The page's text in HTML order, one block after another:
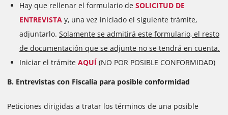
Hay que rellenar el formulario de SOLICITUD DE
ENTREVISTA y, una vez iniciado el siguiente trámite,
adjuntarlo. Solamente se admitirá este formulario, el resto
de documentación que se adjunte no se tendrá en cuenta.
Iniciar el trámite AQUÍ (NO POR POSIBLE CONFORMIDAD)
B. Entrevistas con Fiscalía para posible conformidad
Peticiones dirigidas a tratar los términos de una posible